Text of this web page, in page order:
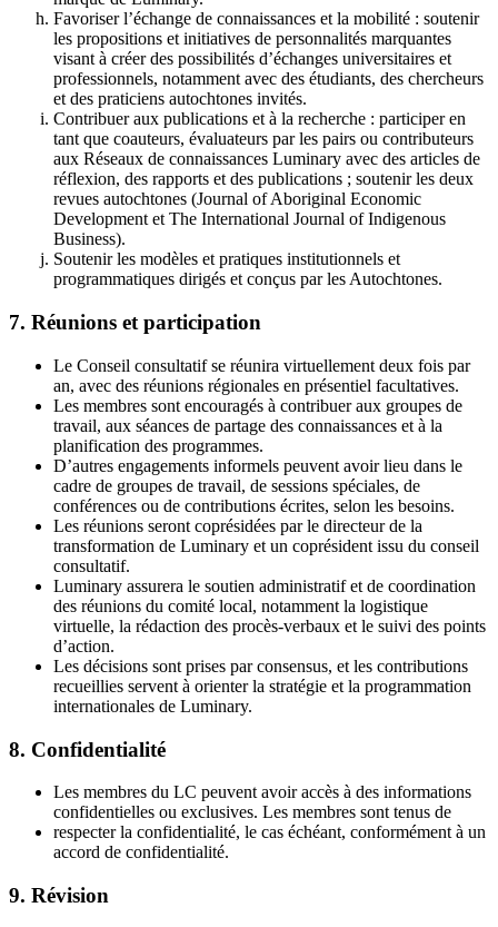
Favoriser l’échange de connaissances et la mobilité : soutenir
les propositions et initiatives de personnalités marquantes
visant à créer des possibilités d’échanges universitaires et
professionnels, notamment avec des étudiants, des chercheurs
et des praticiens autochtones invités.
Contribuer aux publications et à la recherche : participer en
tant que coauteurs, évaluateurs par les pairs ou contributeurs
aux Réseaux de connaissances Luminary avec des articles de
réflexion, des rapports et des publications ; soutenir les deux
revues autochtones (Journal of Aboriginal Economic
Development et The International Journal of Indigenous
Business).
Soutenir les modèles et pratiques institutionnels et
programmatiques dirigés et conçus par les Autochtones.
7. Réunions et participation
Le Conseil consultatif se réunira virtuellement deux fois par
an, avec des réunions régionales en présentiel facultatives.
Les membres sont encouragés à contribuer aux groupes de
travail, aux séances de partage des connaissances et à la
planification des programmes.
D’autres engagements informels peuvent avoir lieu dans le
cadre de groupes de travail, de sessions spéciales, de
conférences ou de contributions écrites, selon les besoins.
Les réunions seront coprésidées par le directeur de la
transformation de Luminary et un coprésident issu du conseil
consultatif.
Luminary assurera le soutien administratif et de coordination
des réunions du comité local, notamment la logistique
virtuelle, la rédaction des procès-verbaux et le suivi des points
d’action.
Les décisions sont prises par consensus, et les contributions
recueillies servent à orienter la stratégie et la programmation
internationales de Luminary.
8. Confidentialité
Les membres du LC peuvent avoir accès à des informations
confidentielles ou exclusives. Les membres sont tenus de
respecter la confidentialité, le cas échéant, conformément à un
accord de confidentialité.
9. Révision